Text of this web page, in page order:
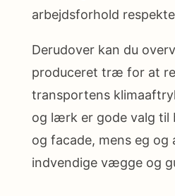
arbejdsforhold
Derudover kan du
produceret træ for at
transportens
og lærk er gode valg til
og facade, mens eg og
indvendige vægge og